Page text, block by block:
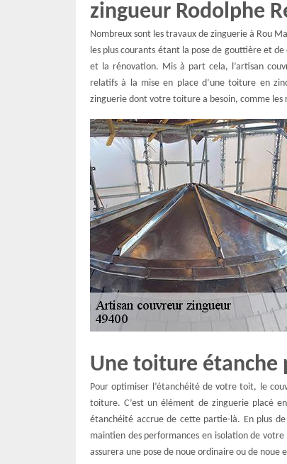
zingueur Rodolphe
Nombreux sont les travaux de zinguerie à Rou
les plus courants étant la pose de gouttière et
et la rénovation. Mis à part cela, l’artisan
relatifs à la mise en place d’une toiture en
zinguerie dont votre toiture a besoin, comme les
Une toiture étanche
Pour optimiser l’étanchéité de votre toit, le
toiture. C’est un élément de zinguerie placé
étanchéité accrue de cette partie-là. En plus
maintien des performances en isolation de
assurera une pose de noue ordinaire ou de noue